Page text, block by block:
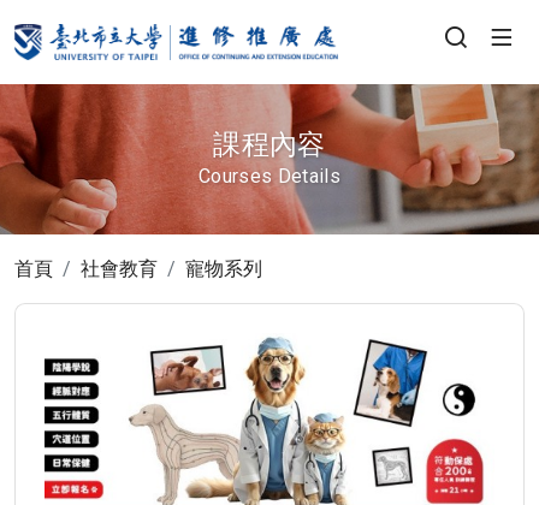
課程內容
Courses Details
首頁 社會教育 寵物系列